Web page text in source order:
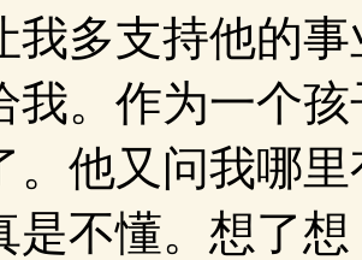
我多支持他的
我。作为一个
。他又问我哪
是不懂。想了